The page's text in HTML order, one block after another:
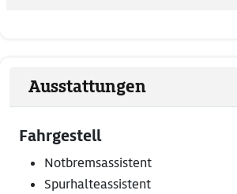
Ausstattungen
Fahrgestell
Notbremsassistent
Spurhalteassistent